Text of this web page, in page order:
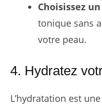
Choisissez
tonique sans
votre peau.
4. Hydratez
L’hydratation est